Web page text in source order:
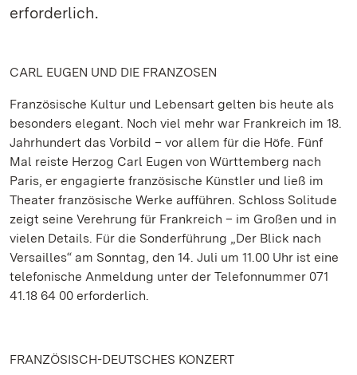
erforderlich.
CARL EUGEN UND DIE FRANZOSEN
Französische Kultur und Lebensart gelten bis heute als
besonders elegant. Noch viel mehr war Frankreich im 18.
Jahrhundert das Vorbild – vor allem für die Höfe. Fünf
Mal reiste Herzog Carl Eugen von Württemberg nach
Paris, er engagierte französische Künstler und ließ im
Theater französische Werke aufführen. Schloss Solitude
zeigt seine Verehrung für Frankreich – im Großen und in
vielen Details. Für die Sonderführung „Der Blick nach
Versailles“ am Sonntag, den 14. Juli um 11.00 Uhr ist eine
telefonische Anmeldung unter der Telefonnummer 071
41.18 64 00 erforderlich.
FRANZÖSISCH-DEUTSCHES KONZERT